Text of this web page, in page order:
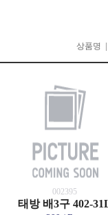
상품명 |
002395
태방 배3구 402-